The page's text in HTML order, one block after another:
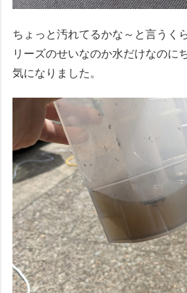
ちょっと汚れてるかな～と言うく
リーズのせいなのか水だけなのに
気になりました。